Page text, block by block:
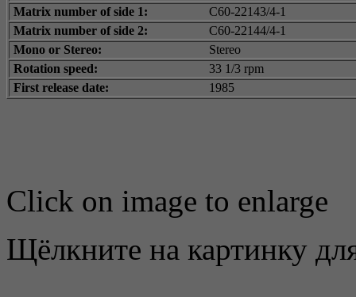
Matrix number of side 1:
С60-22143/4-1
Matrix number of side 2:
С60-22144/4-1
Mono or Stereo:
Stereo
Rotation speed:
33 1/3 rpm
First release date:
1985
Click on image to enlarge
Щёлкните на картинку